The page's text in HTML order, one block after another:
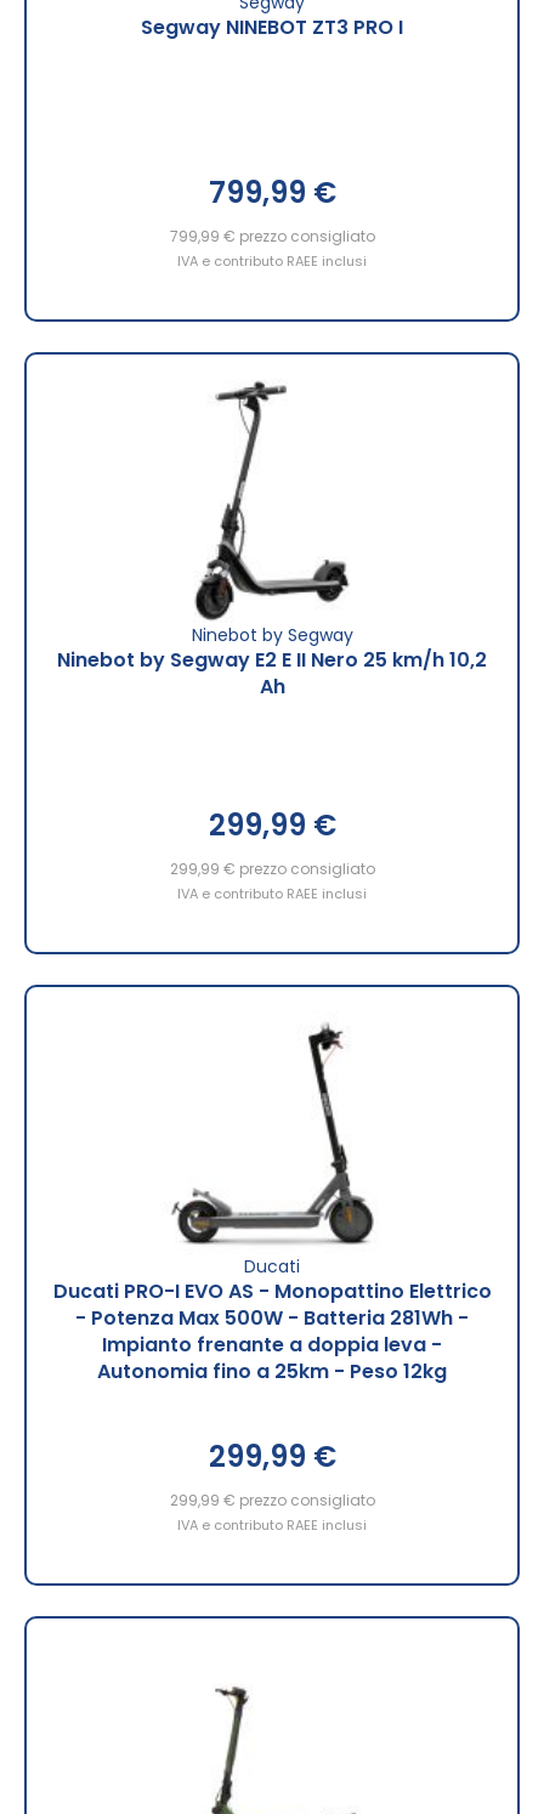
Segway NINEBOT ZT3 PRO I
799,99 €
799,99 € prezzo consigliato
IVA e contributo RAEE inclusi
Ninebot by Segway
Ninebot by Segway E2 E II Nero 25 km/h 10,2
Ah
299,99 €
299,99 € prezzo consigliato
IVA e contributo RAEE inclusi
Ducati
Ducati PRO-I EVO AS - Monopattino Elettrico
- Potenza Max 500W - Batteria 281Wh -
Impianto frenante a doppia leva -
Autonomia fino a 25km - Peso 12kg
299,99 €
299,99 € prezzo consigliato
IVA e contributo RAEE inclusi